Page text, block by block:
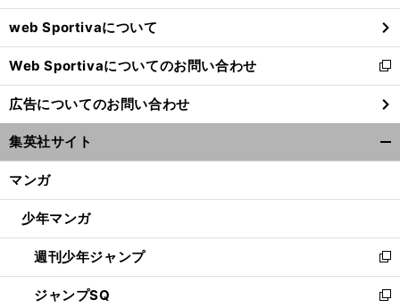
ウ
で
開
く
web Sportivaについて
Web Sportivaについてのお問い合わせ
新
し
い
ウ
ィ
ン
ウ
開
く
広告についてのお問い合わせ
集英社サイト
マンガ
少年マンガ
週刊少年ジャンプ
新
し
い
ジャンプSQ
新